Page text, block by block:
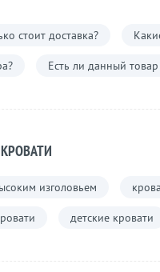
стоит доставка?
Есть ли данный
изголовьем
детские кровати